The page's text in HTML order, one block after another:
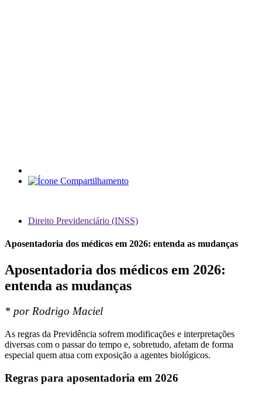
Direito Previdenciário (INSS)
Aposentadoria dos médicos em 2026: entenda as mudanças
Aposentadoria dos médicos em 2026:
entenda as mudanças
* por Rodrigo Maciel
As regras da Previdência sofrem modificações e interpretações
diversas com o passar do tempo e, sobretudo, afetam de forma
especial quem atua com exposição a agentes biológicos.
Regras para aposentadoria em 2026